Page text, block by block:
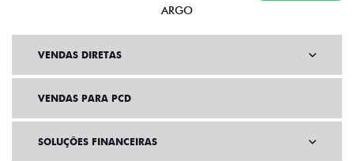
ARGO
VENDAS DIRETAS
VENDAS PARA PCD
SOLUÇÕES FINANCEIRAS